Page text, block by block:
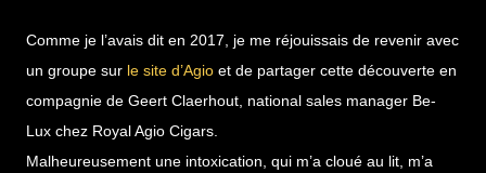
Comme je l’avais dit en 2017, je me réjouissais de revenir avec
un groupe sur le site d’Agio et de partager cette découverte en
compagnie de Geert Claerhout, national sales manager Be-
Lux chez Royal Agio Cigars.
Malheureusement une intoxication, qui m’a cloué au lit, m’a